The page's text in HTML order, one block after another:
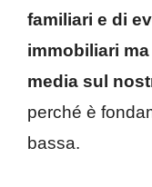
familiari e di
immobiliari
media sul
perché è
bassa.